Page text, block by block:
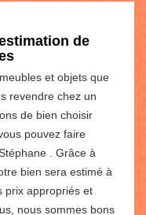
de
et objets que
revendre chez un
de bien choisir
pouvez faire
. Grâce à
bien sera estimé à
prix appropriés et
nous sommes bons